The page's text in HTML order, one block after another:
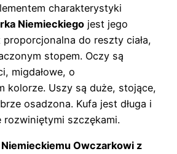
charakterystyki
Niemieckiego jest jego
proporcjonalna do reszty ciała,
stopem. Oczy są
migdałowe, o
kolorze. Uszy są duże, stojące,
osadzona. Kufa jest długa i
rozwiniętymi szczękami.
Niemieckiemu Owczarkowi z